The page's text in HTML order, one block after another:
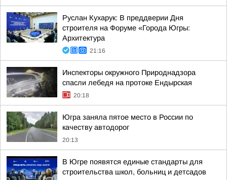
Руслан Кухарук: В преддверии Дня
строителя на Форуме «Города Югры:
Архитектура
21:16
Инспекторы окружного Природнадзора
спасли лебедя на протоке Ендырская
20:18
Югра заняла пятое место в России по
качеству автодорог
20:13
В Югре появятся единые стандарты для
строительства школ, больниц и детсадов